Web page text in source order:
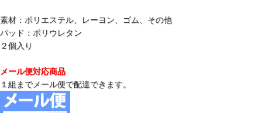
素材：ポリエステル、レーヨン、ゴム、その他
パッド：ポリウレタン
２個入り
メール便対応商品
１組までメール便で配達できます。